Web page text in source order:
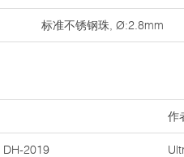
标准不锈钢珠, Ø:2.8mm
作
DH-2019